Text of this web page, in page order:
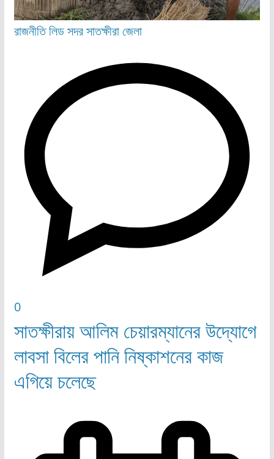
রাজনীতিলিডসদরসাতক্ষীরা জেলা
0
সাতক্ষীরায় আলিম চেয়ারম্যানের উদ্যোগে
লাবসা বিলের পানি নিষ্কাশনের কাজ
এগিয়ে চলেছে